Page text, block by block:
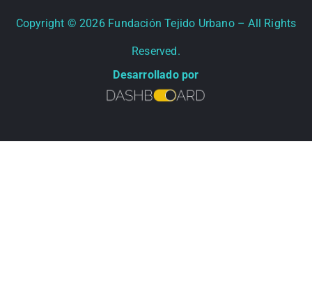
Copyright ©2026Fundación Tejido Urbano – All Rights
Reserved.
Desarrollado por